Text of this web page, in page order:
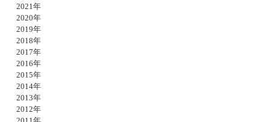
2021年
2020年
2019年
2018年
2017年
2016年
2015年
2014年
2013年
2012年